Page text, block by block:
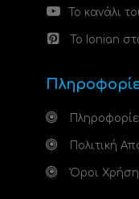
Το κανάλι
Το Ionian
Πολιτική
Όροι